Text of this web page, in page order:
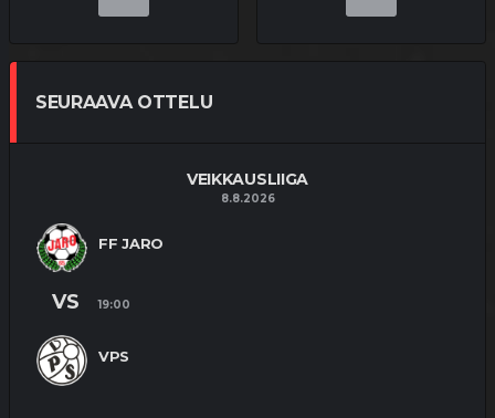
SEURAAVA OTTELU
VEIKKAUSLIIGA
8.8.2026
FF JARO
VPS
VS 19:00